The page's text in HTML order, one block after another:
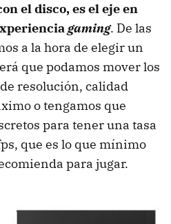
el disco, es el eje en
gaming. De las
a la hora de elegir un
que podamos mover los
resolución, calidad
o tengamos que
para tener una tasa
que es lo que mínimo
para jugar.